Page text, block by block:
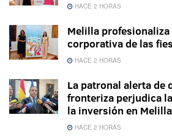
HACE 2 HORAS
Melilla profesionaliza
corporativa de las
HACE 2 HORAS
La patronal alerta de
fronteriza perjudica
la inversión en Melilla
HACE 2 HORAS